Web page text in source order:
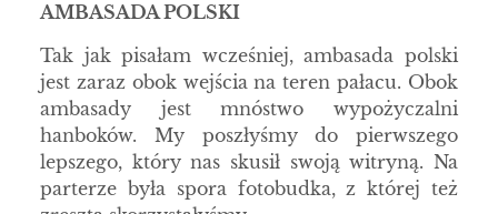
AMBASADA POLSKI
Tak jak pisałam wcześniej, ambasada polski
jest zaraz obok wejścia na teren pałacu. Obok
ambasady jest mnóstwo wypożyczalni
hanboków. My poszłyśmy do pierwszego
lepszego, który nas skusił swoją witryną. Na
parterze była spora fotobudka, z której też